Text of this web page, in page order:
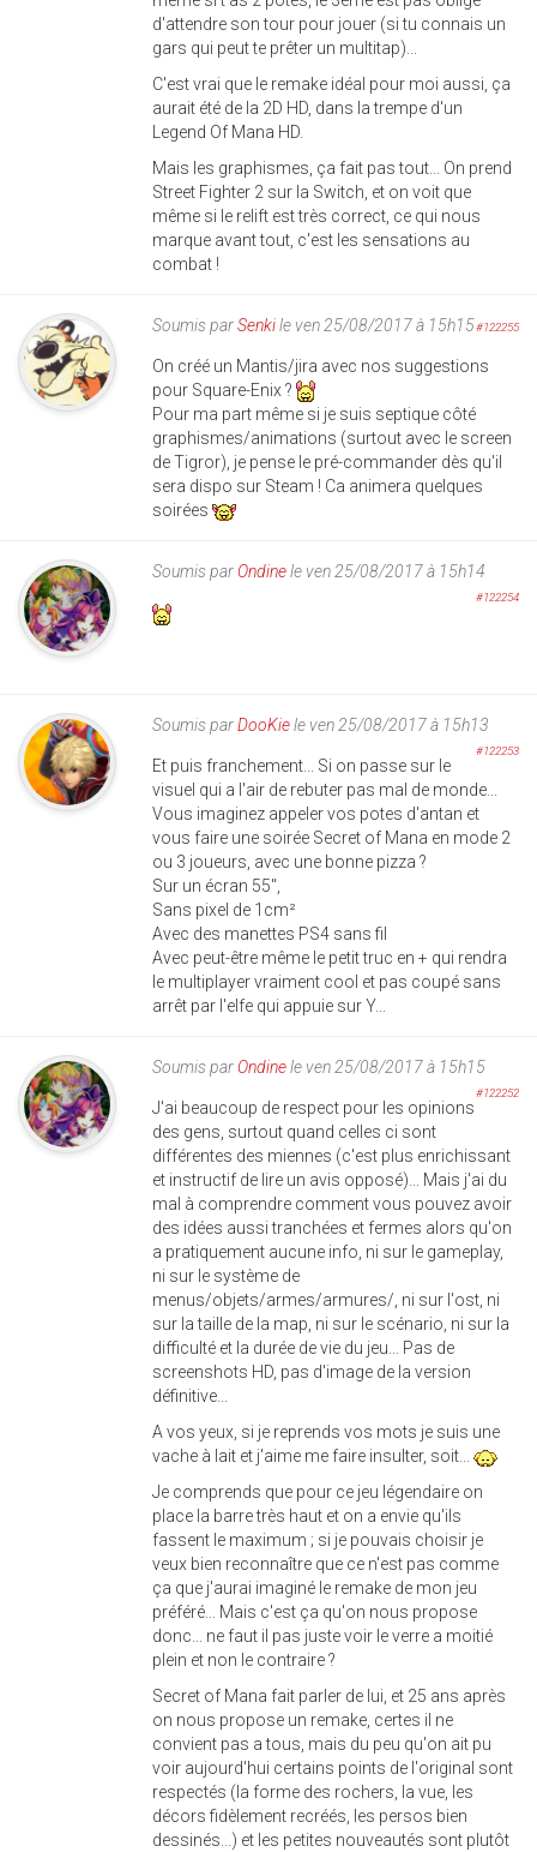
d'attendre son tour pour jouer (si tu connais un
gars qui peut te prêter un multitap)...
C'est vrai que le remake idéal pour moi aussi, ça
aurait été de la 2D HD, dans la trempe d'un
Legend Of Mana HD.
Mais les graphismes, ça fait pas tout... On prend
Street Fighter 2 sur la Switch, et on voit que
même si le relift est très correct, ce qui nous
marque avant tout, c'est les sensations au
combat !
Soumis parSenkile ven 25/08/2017 à 15h15#122255
On créé un Mantis/jira avec nos suggestions
pour Square-Enix ?
Pour ma part même si je suis septique côté
graphismes/animations (surtout avec le screen
de Tigror), je pense le pré-commander dès qu'il
sera dispo sur Steam ! Ca animera quelques
soirées
Soumis parOndinele ven 25/08/2017 à 15h14
#122254
Soumis parDooKiele ven 25/08/2017 à 15h13
#122253
Et puis franchement... Si on passe sur le
visuel qui a l'air de rebuter pas mal de monde...
Vous imaginez appeler vos potes d'antan et
vous faire une soirée Secret of Mana en mode 2
ou 3 joueurs, avec une bonne pizza ?
Sur un écran 55",
Sans pixel de 1cm²
Avec des manettes PS4 sans fil
Avec peut-être même le petit truc en + qui rendra
le multiplayer vraiment cool et pas coupé sans
arrêt par l'elfe qui appuie sur Y...
Soumis parOndinele ven 25/08/2017 à 15h15
#122252
J'ai beaucoup de respect pour les opinions
des gens, surtout quand celles ci sont
différentes des miennes (c'est plus enrichissant
et instructif de lire un avis opposé)... Mais j'ai du
mal à comprendre comment vous pouvez avoir
des idées aussi tranchées et fermes alors qu'on
a pratiquement aucune info, ni sur le gameplay,
ni sur le système de
menus/objets/armes/armures/, ni sur l'ost, ni
sur la taille de la map, ni sur le scénario, ni sur la
difficulté et la durée de vie du jeu... Pas de
screenshots HD, pas d'image de la version
définitive...
A vos yeux, si je reprends vos mots je suis une
vache à lait et j'aime me faire insulter, soit...
Je comprends que pour ce jeu légendaire on
place la barre très haut et on a envie qu'ils
fassent le maximum ; si je pouvais choisir je
veux bien reconnaître que ce n'est pas comme
ça que j'aurai imaginé le remake de mon jeu
préféré... Mais c'est ça qu'on nous propose
donc... ne faut il pas juste voir le verre a moitié
plein et non le contraire ?
Secret of Mana fait parler de lui, et 25 ans après
on nous propose un remake, certes il ne
convient pas a tous, mais du peu qu'on ait pu
voir aujourd'hui certains points de l'original sont
respectés (la forme des rochers, la vue, les
décors fidèlement recréés, les persos bien
dessinés...) et les petites nouveautés sont plutôt